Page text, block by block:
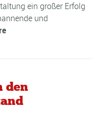
ein großer Erfolg
und
den